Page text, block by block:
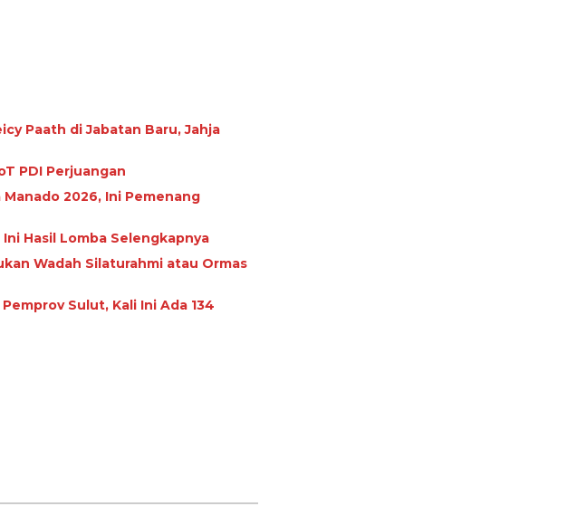
Paath di Jabatan Baru, Jahja
PDI Perjuangan
2026, Ini Pemenang
Hasil Lomba Selengkapnya
Wadah Silaturahmi atau Ormas
Sulut, Kali Ini Ada 134